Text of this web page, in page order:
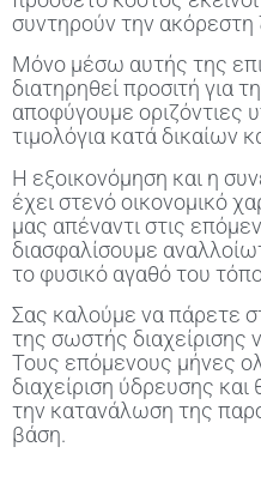
συντηρούν την ακόρεστη
Μόνο μέσω αυτής της
διατηρηθεί προσιτή για
αποφύγουμε οριζόντιες
τιμολόγια κατά δικαίων
Η εξοικονόμηση και η
έχει στενό οικονομικό
μας απέναντι στις
διασφαλίσουμε
το φυσικό αγαθό του
Σας καλούμε να πάρετε
της σωστής διαχείρισης
Τους επόμενους μήνες
διαχείριση ύδρευσης
την κατανάλωση της
βάση.